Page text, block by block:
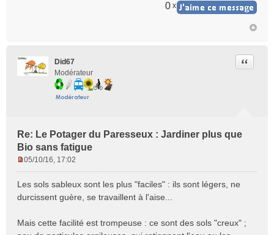
0 x
Did67
Modérateur
Re: Le Potager du Paresseux : Jardiner plus que
Bio sans fatigue
Citer
s
s
g
05/10/16, 17:02
Les sols sableux sont les plus "faciles" : ils sont légers, ne
durcissent guère, se travaillent à l'aise...
Mais cette facilité est trompeuse : ce sont des sols "creux" ;